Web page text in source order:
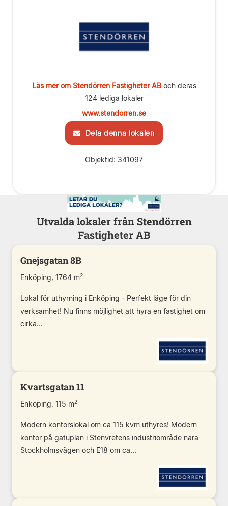
Läs mer om Stendörren Fastigheter ABoch deras
124 lediga lokaler
www.stendorren.se
Dela denna lokalen
Objektid: 341097
Utvalda lokaler från Stendörren
Fastigheter AB
Gnejsgatan 8B
Enköping, 1764 m2
Lokal för uthyrning i Enköping - Perfekt läge för din
verksamhet! Nu finns möjlighet att hyra en fastighet om
cirka...
Kvartsgatan 11
Enköping, 115 m2
Modern kontorslokal om ca 115 kvm uthyres! Modern
kontor på gatuplan i Stenvretens industriområde nära
Stockholmsvägen och E18 om ca...